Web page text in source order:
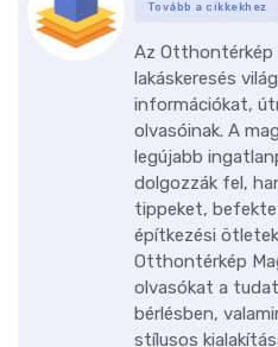
Tovább a cikkekhez
Az Otthontérkép
lakáskeresés
információkat,
olvasóinak. A
legújabb
dolgozzák fel,
tippeket,
építkezési
Otthontérkép
olvasókat a
bérlésben,
stílusos